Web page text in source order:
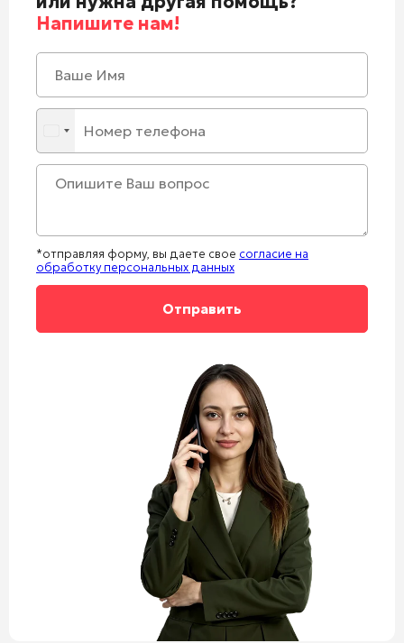
Напишите нам!
*отправляя форму, вы даете свое согласие на
обработку персональных данных